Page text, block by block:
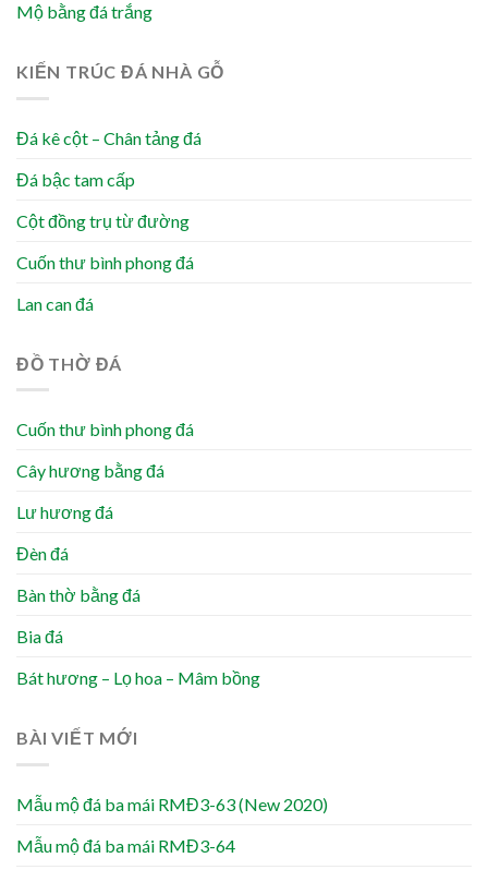
Mộ bằng đá trắng
KIẾN TRÚC ĐÁ NHÀ GỖ
Đá kê cột – Chân tảng đá
Đá bậc tam cấp
Cột đồng trụ từ đường
Cuốn thư bình phong đá
Lan can đá
ĐỒ THỜ ĐÁ
Cuốn thư bình phong đá
Cây hương bằng đá
Lư hương đá
Đèn đá
Bàn thờ bằng đá
Bia đá
Bát hương – Lọ hoa – Mâm bồng
BÀI VIẾT MỚI
Mẫu mộ đá ba mái RMĐ3-63 (New 2020)
Mẫu mộ đá ba mái RMĐ3-64